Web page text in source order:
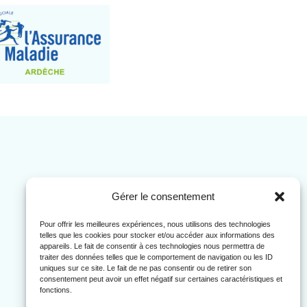
Gérer le consentement
Pour offrir les meilleures expériences, nous utilisons des technologies
telles que les cookies pour stocker et/ou accéder aux informations des
appareils. Le fait de consentir à ces technologies nous permettra de
traiter des données telles que le comportement de navigation ou les ID
uniques sur ce site. Le fait de ne pas consentir ou de retirer son
consentement peut avoir un effet négatif sur certaines caractéristiques et
fonctions.